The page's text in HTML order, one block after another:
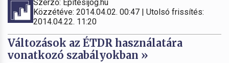
Szerző: Építésijog.hu
Közzétéve: 2014.04.02. 00:47 | Utolsó frissítés:
2014.04.22. 11:20
Változások az ÉTDR használatára
vonatkozó szabályokban »